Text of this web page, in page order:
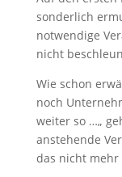
sonderlich
notwendige
nicht
Wie schon
noch
weiter so …„
anstehende
das nicht